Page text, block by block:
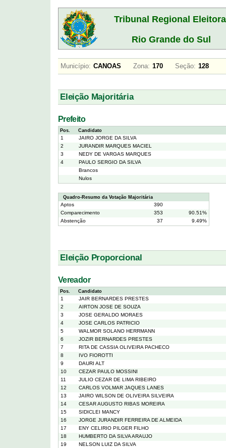
Tribunal Regional
Rio Grande do Sul
Município: CANOAS Zona: 170 Seção: 128
Eleição Majoritária
Prefeito
Pos. Candidato
1
JAIRO JORGE DA SILVA
2
JURANDIR MARQUES MACIEL
3
NEDY DE VARGAS MARQUES
4
PAULO SERGIO DA SILVA
Brancos
Nulos
Quadro-Resumo da Votação Majoritária
Aptos
390
Comparecimento
353
90.51%
Abstenção
37 9.49%
Eleição Proporcional
Vereador
Pos. Candidato
1
JAIR BERNARDES PRESTES
2
AIRTON JOSE DE SOUZA
3
JOSE GERALDO MORAES
4
JOSE CARLOS PATRICIO
5
WALMOR SOLANO HERRMANN
6
JOZIR BERNARDES PRESTES
7
RITA DE CASSIA OLIVEIRA PACHECO
8
IVO FIOROTTI
9
DAURI ALT
10
CEZAR PAULO MOSSINI
11
JULIO CEZAR DE LIMA RIBEIRO
12
CARLOS VOLMAR JAQUES LANES
13
JAIRO WILSON DE OLIVEIRA SILVEIRA
14
CESAR AUGUSTO RIBAS MOREIRA
15
SIDICLEI MANCY
16
JORGE JURANDIR FERREIRA DE ALMEIDA
17
ENY CELIRIO PILGER FILHO
18
HUMBERTO DA SILVA ARAUJO
19
NELSON LUIZ DA SILVA